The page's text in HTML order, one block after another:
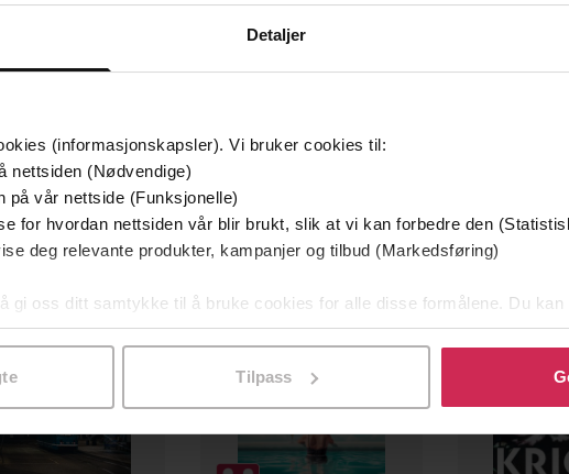
Detaljer
(informasjonskapsler). Vi bruker cookies til:
nettsiden (Nødvendige)
på vår nettside (Funksjonelle)
for hvordan nettsiden vår blir brukt, slik at vi kan forbedre den
deg relevante produkter, kampanjer og tilbud (Markedsføring)
gi oss ditt samtykke til å bruke cookies for alle disse formålene. Du
ved å klikke på «Tilpass». Du kan når som helst trekke tilbake
Tilpass
Connie Willis
Connie Willis
EBOK
gang på tilbud